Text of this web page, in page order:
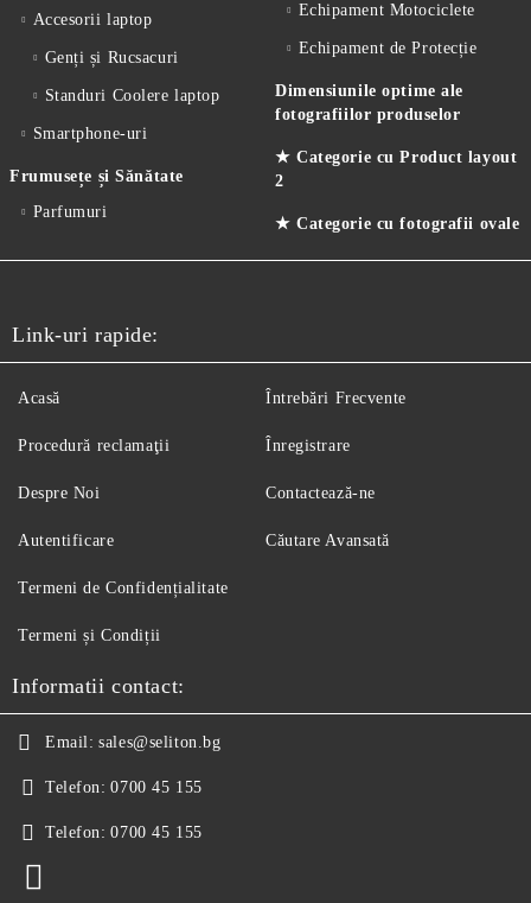
Accesorii laptop
Genți și Rucsacuri
Standuri Coolere laptop
Smartphone-uri
Frumusețe și Sănătate
Parfumuri
Echipament Motociclete
Echipament de Protecție
Dimensiunile optime ale
fotografiilor produselor
★ Categorie cu Product layout
2
★ Categorie cu fotografii ovale
Link-uri rapide:
Acasă
Procedură reclamaţii
Despre Noi
Autentificare
Întrebări Frecvente
Înregistrare
Contactează-ne
Căutare Avansată
Termeni de Confidențialitate
Termeni și Condiții
Informatii contact:
Email: sales@seliton.bg
Telefon: 0700 45 155
Telefon: 0700 45 155